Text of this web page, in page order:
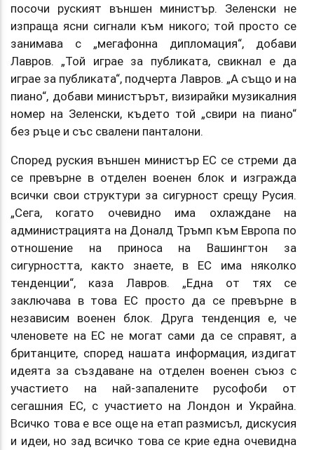
посочи руският външен министър. Зеленски не
изпраща ясни сигнали към никого; той просто се
занимава с „мегафонна дипломация“, добави
Лавров. „Той играе за публиката, свикнал е да
играе за публиката“, подчерта Лавров. „А също и на
пиано“, добави министърът, визирайки музикалния
номер на Зеленски, където той „свири на пиано“
без ръце и със свалени панталони.
Според руския външен министър ЕС се стреми да
се превърне в отделен военен блок и изгражда
всички свои структури за сигурност срещу Русия.
„Сега, когато очевидно има охлаждане на
администрацията на Доналд Тръмп към Европа по
отношение на приноса на Вашингтон за
сигурността, както знаете, в ЕС има няколко
тенденции“, каза Лавров. „Една от тях се
заключава в това ЕС просто да се превърне в
независим военен блок. Друга тенденция е, че
членовете на ЕС не могат сами да се справят, а
британците, според нашата информация, издигат
идеята за създаване на отделен военен съюз с
участието на най-запалените русофоби от
сегашния ЕС, с участието на Лондон и Украйна.
Всичко това е все още на етап размисъл, дискусия
и идеи, но зад всичко това се крие една очевидна